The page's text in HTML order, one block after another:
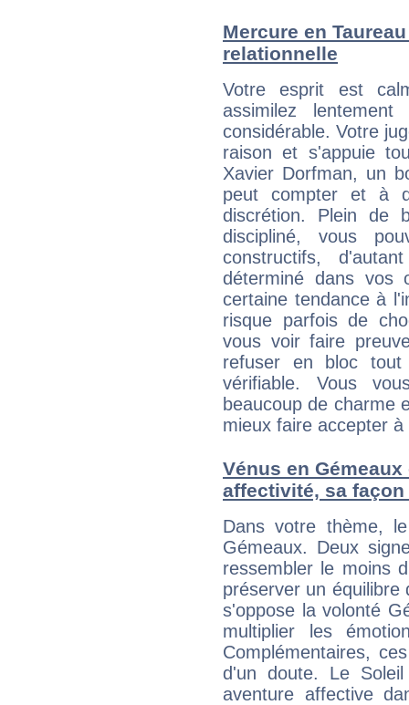
Mercure en
relationnelle
Votre esprit est
assimilez
considérable. Votre
raison et s'appuie
Xavier Dorfman, un
peut compter et à
discrétion. Plein de
discipliné, vous
constructifs,
déterminé dans vos
certaine tendance à
risque parfois de
vous voir faire
refuser en bloc
vérifiable. Vous
beaucoup de charme
mieux faire accepter
Vénus en
affectivité, sa
Dans votre thème,
Gémeaux. Deux
ressembler le moins
préserver un équilibre
s'oppose la volonté
multiplier les
Complémentaires,
d'un doute. Le Soleil
aventure affective